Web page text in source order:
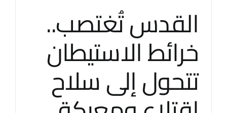
القدس تُغتصب..
خرائط الاستيطان
تتحول إلى سلاح